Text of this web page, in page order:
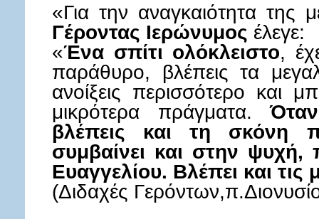
«Για την αναγκαιότητα της
Γέροντας Ιερώνυμος έλεγε:
«Ένα σπίτι ολόκλειστο,
παράθυρο, βλέπεις τα
ανοίξεις περισσότερο και
μικρότερα πράγματα.
βλέπεις και τη σκόνη
συμβαίνει και στην
Ευαγγελίου. Βλέπει και τις
(Διδαχές